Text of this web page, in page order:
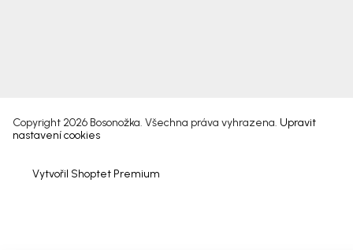
Vytvořil Shoptet Premium
Copyright 2026 Bosonožka. Všechna práva vyhrazena. Upravit
nastavení cookies